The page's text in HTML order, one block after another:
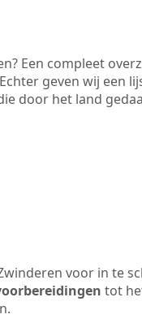
Een compleet
geven wij een
door het land
voor in te
tot